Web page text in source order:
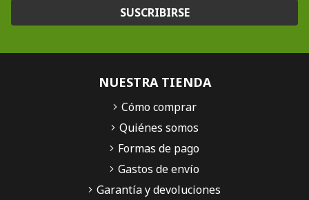
SUSCRIBIRSE
NUESTRA TIENDA
Cómo comprar
Quiénes somos
Formas de pago
Gastos de envío
Garantía y devoluciones